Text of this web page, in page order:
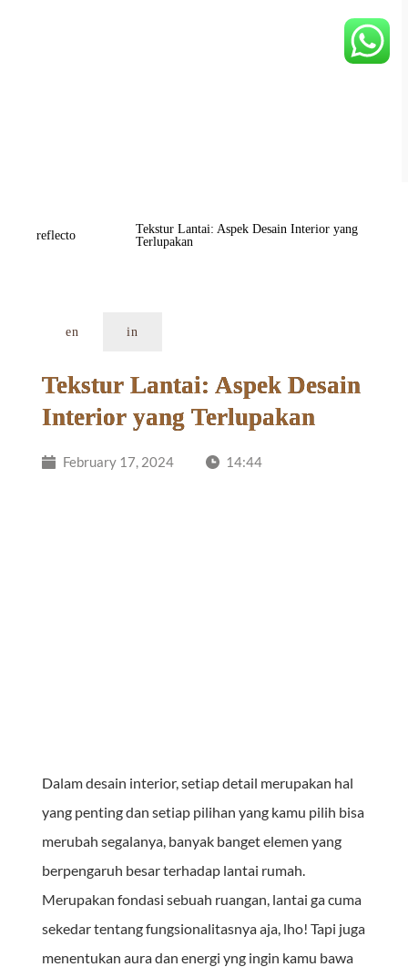
reflecto
Tekstur Lantai: Aspek Desain Interior yang
Terlupakan
en in
Tekstur Lantai: Aspek Desain
Interior yang Terlupakan
February 17, 2024 14:44
Dalam desain interior, setiap detail merupakan hal
yang penting dan setiap pilihan yang kamu pilih bisa
merubah segalanya, banyak banget elemen yang
berpengaruh besar terhadap lantai rumah.
Merupakan fondasi sebuah ruangan, lantai ga cuma
sekedar tentang fungsionalitasnya aja, lho! Tapi juga
menentukan aura dan energi yng ingin kamu bawa